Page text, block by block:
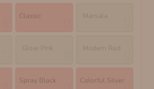
Classic Marsala
Glow Pink Modern Red
Spray Black Colorful Silver